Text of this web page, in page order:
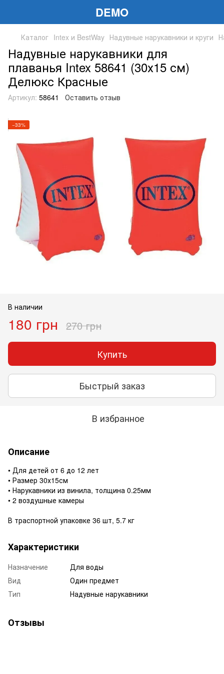
DEMO
Каталог Intex и BestWay Надувные нарукавники и круги
Надувные нарукавники для
плаванья Intex 58641 (30х15 см)
Делюкс Красные
Артикул: 58641 Оставить отзыв
−33%
В наличии
180 грн 270 грн
Купить
Быстрый заказ
В избранное
Описание
• Для детей от 6 до 12 лет
• Размер 30х15см
• Нарукавники из винила, толщина 0.25мм
• 2 воздушные камеры
В траспортной упаковке 36 шт, 5.7 кг
Характеристики
Назначение
Для воды
Вид
Один предмет
Тип
Надувные нарукавники
Отзывы